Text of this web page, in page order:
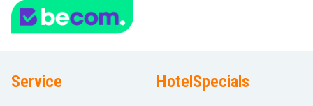
Service HotelSpecials